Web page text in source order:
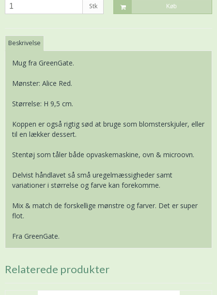
Stk Køb
Beskrivelse
Mug fra GreenGate.
Mønster: Alice Red.
Størrelse: H 9,5 cm.
Koppen er også rigtig sød at bruge som blomsterskjuler, eller
til en lækker dessert.
Stentøj som tåler både opvaskemaskine, ovn & microovn.
Delvist håndlavet så små uregelmæssigheder samt
variationer i størrelse og farve kan forekomme.
Mix & match de forskellige mønstre og farver. Det er super
flot.
Fra GreenGate.
Relaterede produkter